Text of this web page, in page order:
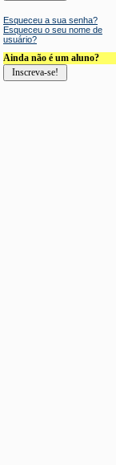
Esqueceu a sua senha?
Esqueceu o seu nome de
usuário?
Ainda não é um aluno?